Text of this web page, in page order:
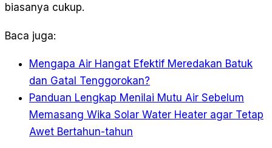
biasanya cukup.
Baca juga:
Mengapa Air Hangat Efektif Meredakan Batuk
dan Gatal Tenggorokan?
Panduan Lengkap Menilai Mutu Air Sebelum
Memasang Wika Solar Water Heater agar Tetap
Awet Bertahun-tahun